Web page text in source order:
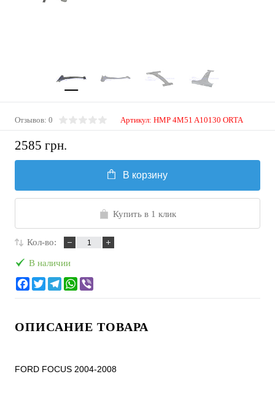
Отзывов: 0 Артикул: HMP 4M51 A10130 ORTA
2585 грн.
В корзину
Купить в 1 клик
Кол-во:
В наличии
ОПИСАНИЕ ТОВАРА
FORD FOCUS 2004-2008